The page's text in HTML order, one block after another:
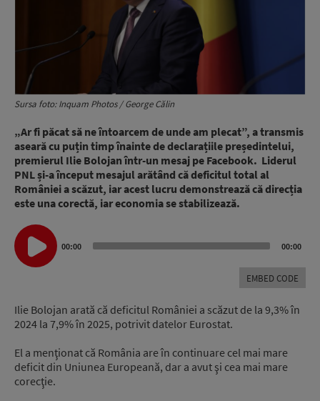
Sursa foto: Inquam Photos / George Călin
„Ar fi păcat să ne întoarcem de unde am plecat”, a transmis
aseară cu puțin timp înainte de declarațiile președintelui,
premierul Ilie Bolojan într-un mesaj pe Facebook. Liderul
PNL și-a început mesajul arătând că deficitul total al
României a scăzut, iar acest lucru demonstrează că direcția
este una corectă, iar economia se stabilizează.
Audio
Player
00:00 00:00
EMBED CODE
Ilie Bolojan arată că deficitul României a scăzut de la 9,3% în
2024 la 7,9% în 2025, potrivit datelor Eurostat.
El a menţionat că România are în continuare cel mai mare
deficit din Uniunea Europeană, dar a avut şi cea mai mare
corecţie.